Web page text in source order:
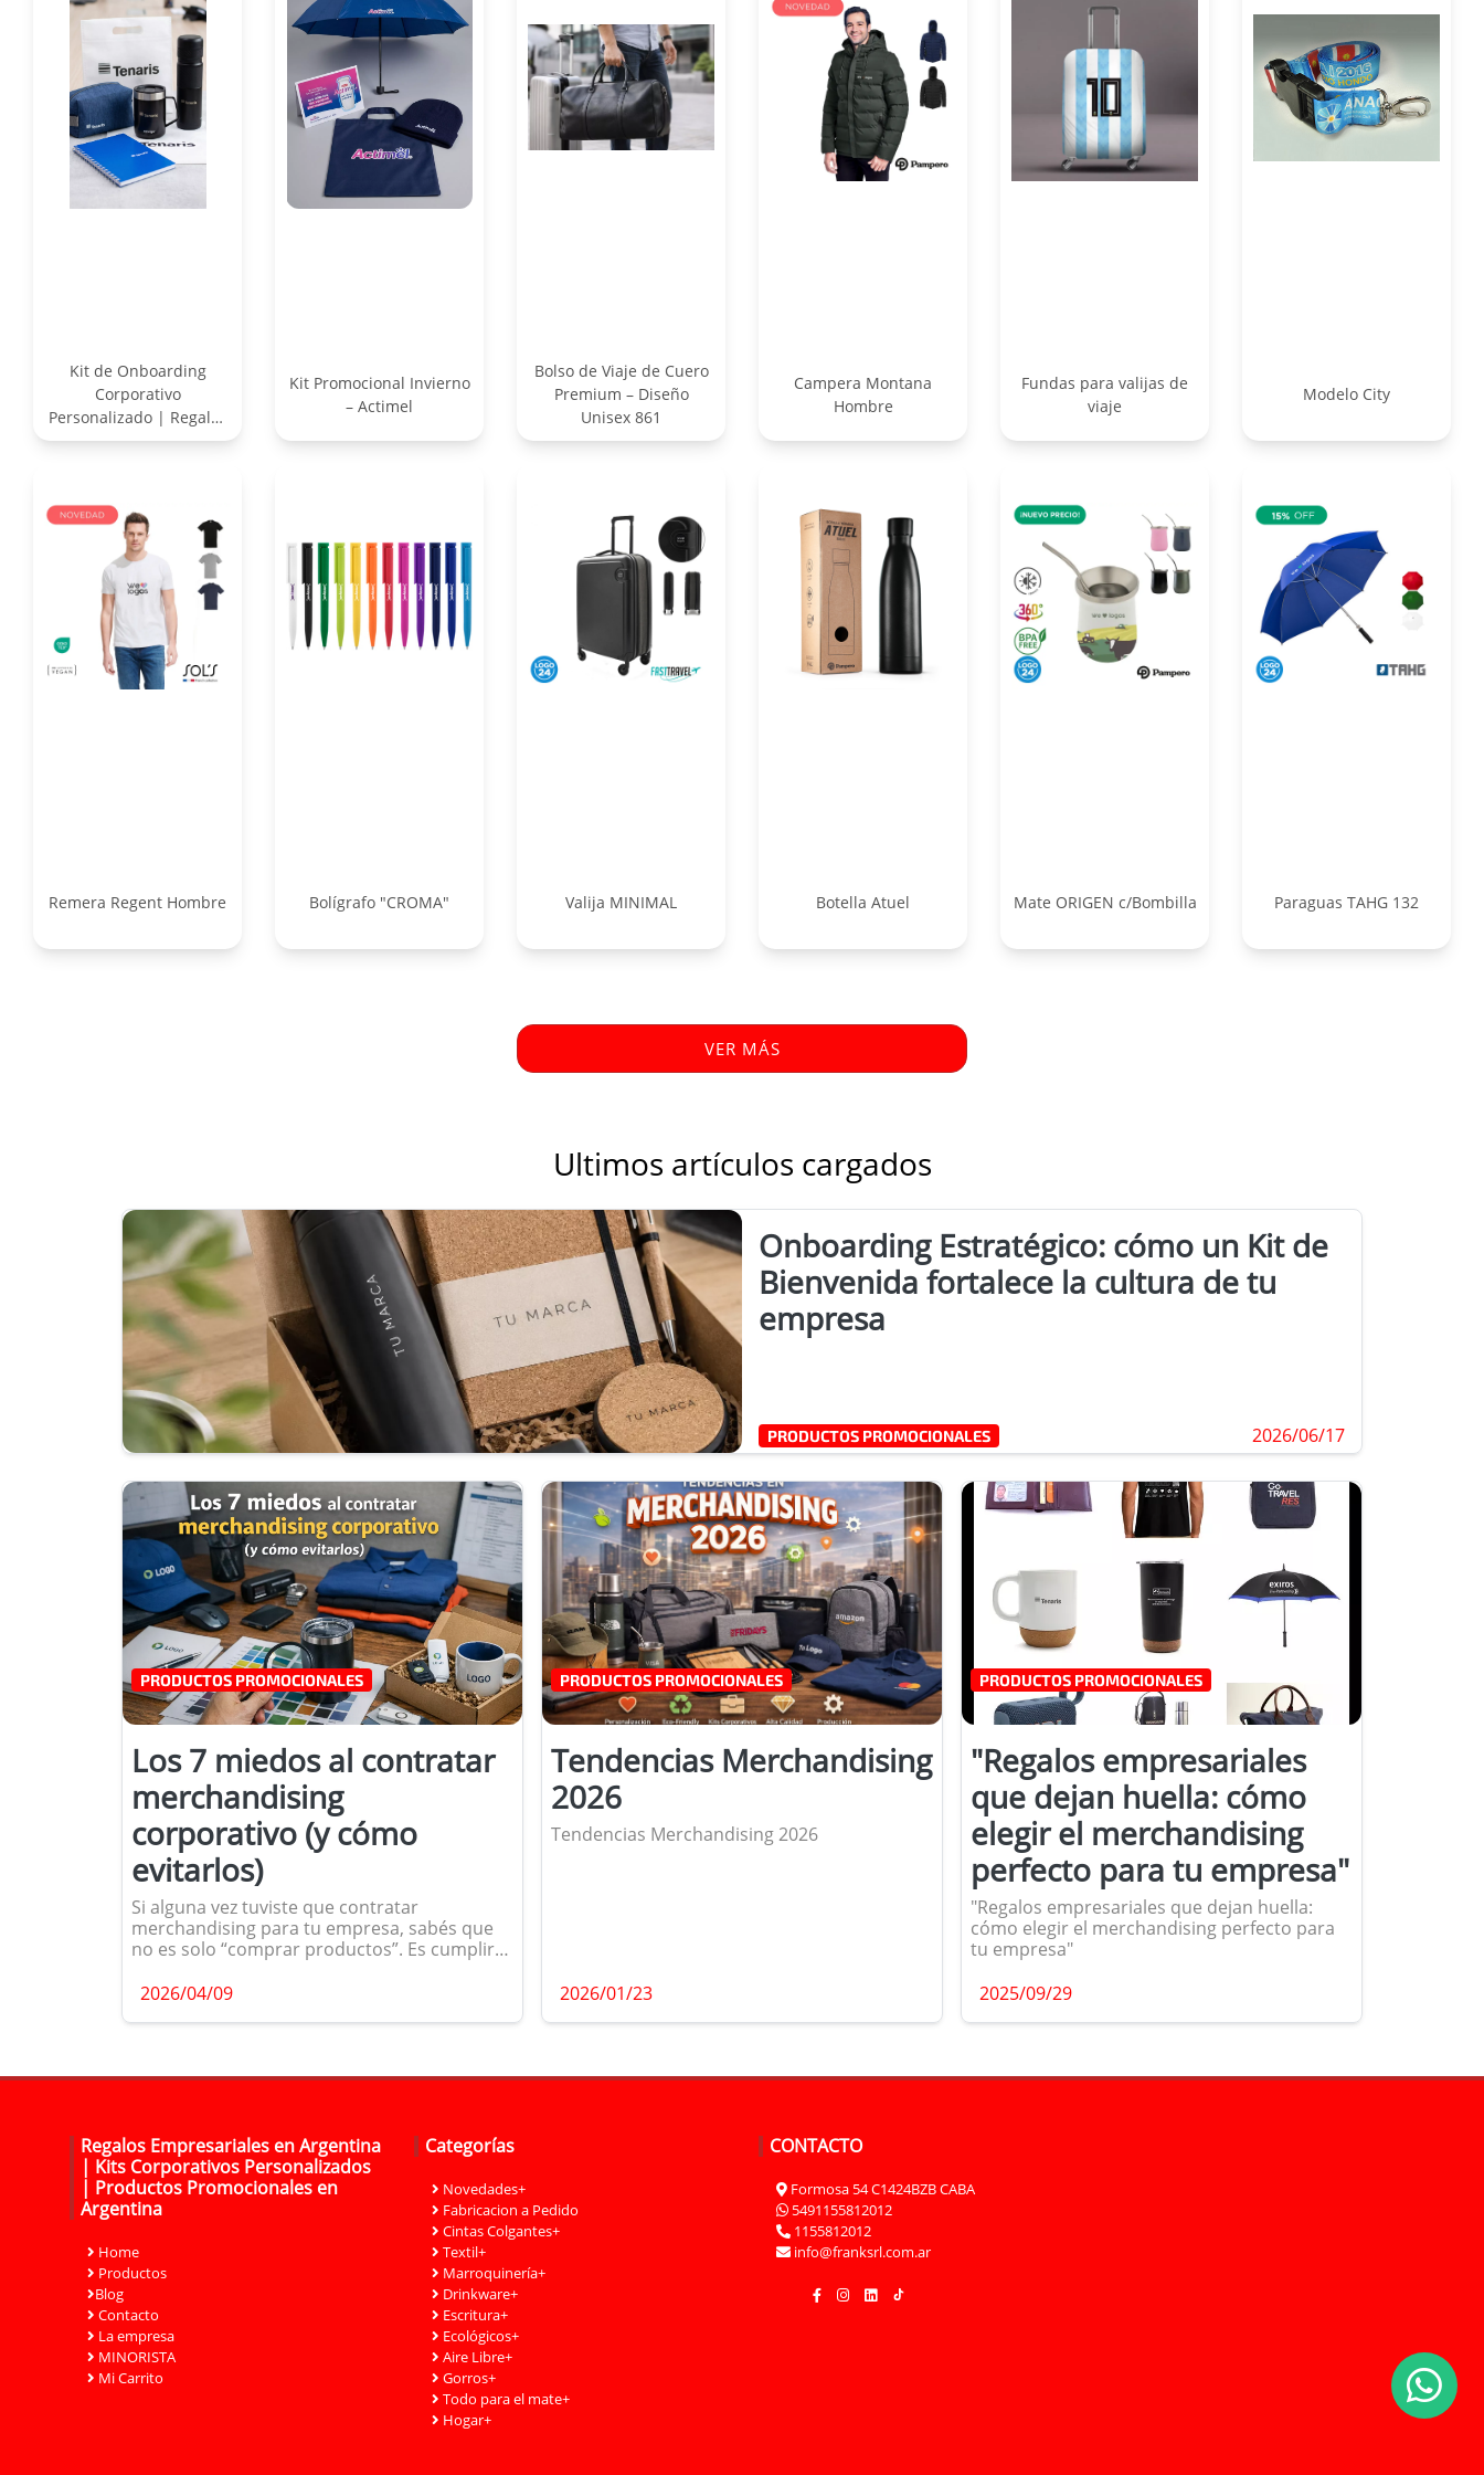
Kit de Onboarding
Corporativo
Personalizado | Regalos
Empresariales
Kit Promocional Invierno
– Actimel
Bolso de Viaje de Cuero
Premium – Diseño
Unisex 861
Campera Montana
Hombre
Fundas para valijas de
viaje
Modelo City
Remera Regent Hombre Bolígrafo "CROMA" Valija MINIMAL Botella Atuel Mate ORIGEN c/Bombilla Paraguas TAHG 132
VER MÁS
Ultimos artículos cargados
Onboarding Estratégico: cómo un Kit de
Bienvenida fortalece la cultura de tu
empresa
PRODUCTOS PROMOCIONALES 2026/06/17
Los 7 miedos al contratar
merchandising
corporativo (y cómo
evitarlos)
Si alguna vez tuviste que contratar
merchandising para tu empresa, sabés que
no es solo “comprar productos”. Es cumplir
evitar errores que pueden costar caro.
PRODUCTOS PROMOCIONALES
2026/04/09
Tendencias Merchandising
2026
Tendencias Merchandising 2026
PRODUCTOS PROMOCIONALES
2026/01/23
"Regalos empresariales
que dejan huella: cómo
elegir el merchandising
perfecto para tu empresa"
"Regalos empresariales que dejan huella:
cómo elegir el merchandising perfecto para
tu empresa"
PRODUCTOS PROMOCIONALES
2025/09/29
Regalos Empresariales en Argentina
| Kits Corporativos Personalizados
| Productos Promocionales en
Argentina
Home
Productos
Blog
Contacto
La empresa
MINORISTA
Mi Carrito
Categorías
Novedades+
Fabricacion a Pedido
Cintas Colgantes+
Textil+
Marroquinería+
Drinkware+
Escritura+
Ecológicos+
Aire Libre+
Gorros+
Todo para el mate+
Hogar+
CONTACTO
Formosa 54 C1424BZB CABA
5491155812012
1155812012
info@franksrl.com.ar